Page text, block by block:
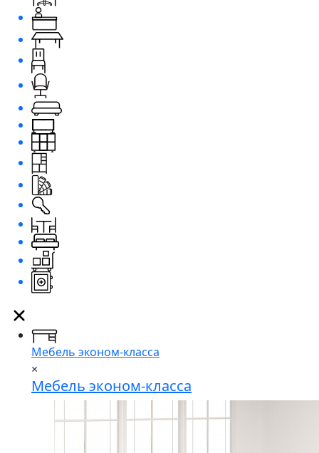
Мебель эконом-класса
×
Мебель эконом-класса